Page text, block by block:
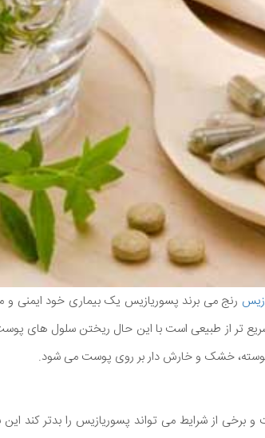
رنج می برند پسوریازیس یک بیماری خود ایمنی
سلول های پوست 10 برابر سریع تر از طبیعی است با این حال ریختن
خشک و خارش دار بر روی پوست می شود.
و برخی از شرایط می تواند پسوریازیس را بدتر کند